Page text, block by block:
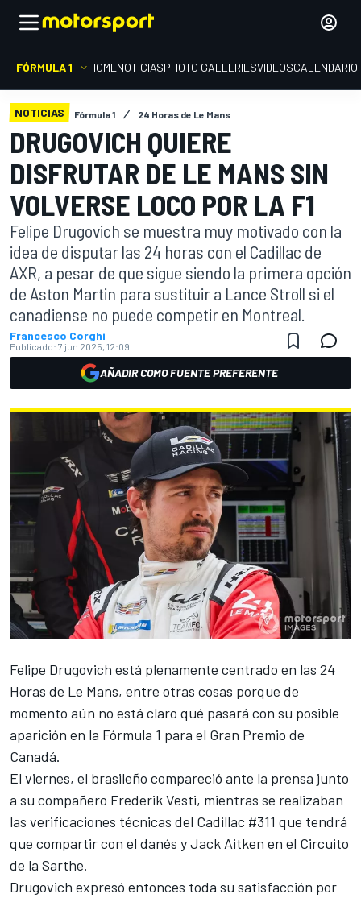
FÓRMULA 1 HOMENOTICIASPHOTO GALLERIESVIDEOSCALENDARIO
NOTICIAS Fórmula 1 24 Horas de Le Mans
DRUGOVICH QUIERE
DISFRUTAR DE LE MANS SIN
VOLVERSE LOCO POR LA F1
Felipe Drugovich se muestra muy motivado con la
idea de disputar las 24 horas con el Cadillac de
AXR, a pesar de que sigue siendo la primera opción
de Aston Martin para sustituir a Lance Stroll si el
canadiense no puede competir en Montreal.
Francesco Corghi
Publicado: 7 jun 2025, 12:09
AÑADIR COMO FUENTE PREFERENTE
Felipe Drugovich está plenamente centrado en las 24
Horas de Le Mans, entre otras cosas porque de
momento aún no está claro qué pasará con su posible
aparición en la Fórmula 1 para el Gran Premio de
Canadá.
El viernes, el brasileño compareció ante la prensa junto
a su compañero Frederik Vesti, mientras se realizaban
las verificaciones técnicas del Cadillac #311 que tendrá
que compartir con el danés y Jack Aitken en el Circuito
de la Sarthe.
Drugovich expresó entonces toda su satisfacción por